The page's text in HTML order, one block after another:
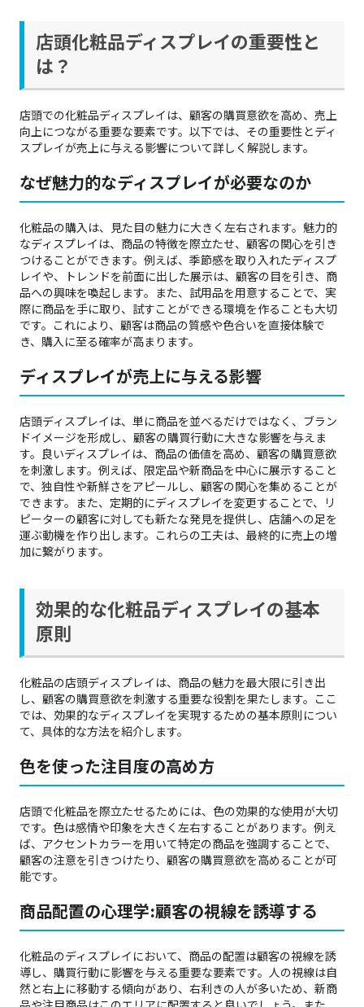
店頭化粧品ディスプレイの重要性と
は？
店頭での化粧品ディスプレイは、顧客の購買意欲を高め、売上
向上につながる重要な要素です。以下では、その重要性とディ
スプレイが売上に与える影響について詳しく解説します。
なぜ魅力的なディスプレイが必要なのか
化粧品の購入は、見た目の魅力に大きく左右されます。魅力的
なディスプレイは、商品の特徴を際立たせ、顧客の関心を引き
つけることができます。例えば、季節感を取り入れたディスプ
レイや、トレンドを前面に出した展示は、顧客の目を引き、商
品への興味を喚起します。また、試用品を用意することで、実
際に商品を手に取り、試すことができる環境を作ることも大切
です。これにより、顧客は商品の質感や色合いを直接体験で
き、購入に至る確率が高まります。
ディスプレイが売上に与える影響
店頭ディスプレイは、単に商品を並べるだけではなく、ブラン
ドイメージを形成し、顧客の購買行動に大きな影響を与えま
す。良いディスプレイは、商品の価値を高め、顧客の購買意欲
を刺激します。例えば、限定品や新商品を中心に展示すること
で、独自性や新鮮さをアピールし、顧客の関心を集めることが
できます。また、定期的にディスプレイを変更することで、リ
ピーターの顧客に対しても新たな発見を提供し、店舗への足を
運ぶ動機を作り出します。これらの工夫は、最終的に売上の増
加に繋がります。
効果的な化粧品ディスプレイの基本
原則
化粧品の店頭ディスプレイは、商品の魅力を最大限に引き出
し、顧客の購買意欲を刺激する重要な役割を果たします。ここ
では、効果的なディスプレイを実現するための基本原則につい
て、具体的な方法を紹介します。
色を使った注目度の高め方
店頭で化粧品を際立たせるためには、色の効果的な使用が大切
です。色は感情や印象を大きく左右することがあります。例え
ば、アクセントカラーを用いて特定の商品を強調することで、
顧客の注意を引きつけたり、顧客の購買意欲を高めることが可
能です。
商品配置の心理学:顧客の視線を誘導する
化粧品のディスプレイにおいて、商品の配置は顧客の視線を誘
導し、購買行動に影響を与える重要な要素です。人の視線は自
然と右上に移動する傾向があり、右利きの人が多いため、新商